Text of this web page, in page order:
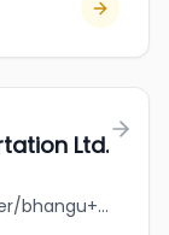
Ltd.
jobbank.gc.ca/browsejobs/employer/bhangu+bross+transportation+ltd./ca